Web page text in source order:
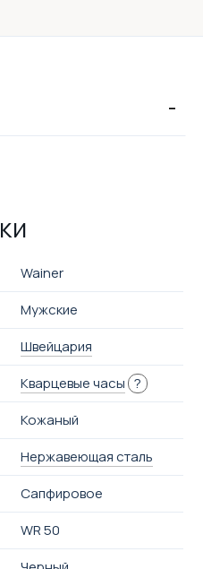
-
Wainer
Мужские
Швейцария
Кварцевые часы ?
Кожаный
Нержавеющая сталь
Сапфировое
WR 50